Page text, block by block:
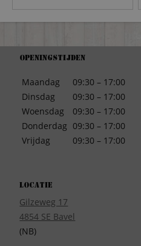
Openingstijden
Maandag
Dinsdag
Woensdag
Donderdag
Vrijdag
09:30 – 17:00
09:30 – 17:00
09:30 – 17:00
09:30 – 17:00
09:30 – 17:00
Locatie
Gilzeweg 17
4854 SE Bavel
(NB)